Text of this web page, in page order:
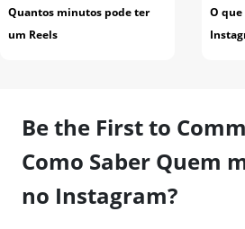
Quantos minutos pode ter
um Reels
O
Be the First to
Como Saber Quem
no Instagram?